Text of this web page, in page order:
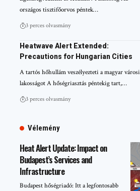
országos tisztifőorvos péntek…
3 perces olvasmány
Heatwave Alert Extended:
Precautions for Hungarian Cities
A tartós hőhullám veszélyezteti a magyar városi
lakosságot A hőségriasztás péntekig tart,…
3 perces olvasmány
Vélemény
Heat Alert Update: Impact on
Budapest’s Services and
Infrastructure
Budapest hőségriadó: Itt a legfontosabb